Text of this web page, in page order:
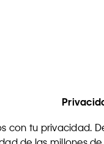
con tu privacidad.